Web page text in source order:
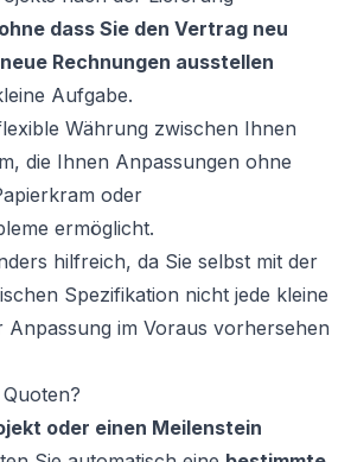
ohne dass Sie den Vertrag neu
Rechnungen ausstellen
Aufgabe.
Währung zwischen Ihnen
die Ihnen Anpassungen ohne
oder
ermöglicht.
hilfreich, da Sie selbst mit der
Spezifikation nicht jede kleine
im Voraus vorhersehen
oder einen Meilenstein